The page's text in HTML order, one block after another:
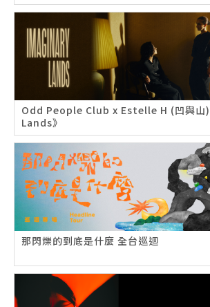
Odd People Club x Estelle H (凹與
Lands》
那閃爍的到底是什麼 全台巡迴